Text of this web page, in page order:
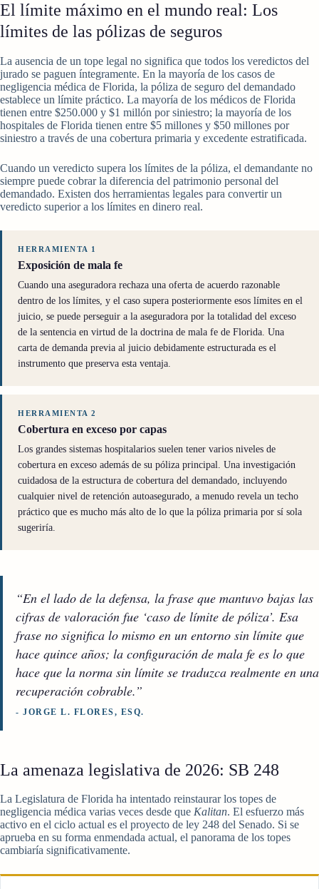
El límite máximo en el mundo real: Los
límites de las pólizas de seguros
La ausencia de un tope legal no significa que todos los veredictos del
jurado se paguen íntegramente. En la mayoría de los casos de
negligencia médica de Florida, la póliza de seguro del demandado
establece un límite práctico. La mayoría de los médicos de Florida
tienen entre $250.000 y $1 millón por siniestro; la mayoría de los
hospitales de Florida tienen entre $5 millones y $50 millones por
siniestro a través de una cobertura primaria y excedente estratificada.
Cuando un veredicto supera los límites de la póliza, el demandante no
siempre puede cobrar la diferencia del patrimonio personal del
demandado. Existen dos herramientas legales para convertir un
veredicto superior a los límites en dinero real.
HERRAMIENTA 1
Exposición de mala fe
Cuando una aseguradora rechaza una oferta de acuerdo razonable
dentro de los límites, y el caso supera posteriormente esos límites en el
juicio, se puede perseguir a la aseguradora por la totalidad del exceso
de la sentencia en virtud de la doctrina de mala fe de Florida. Una
carta de demanda previa al juicio debidamente estructurada es el
instrumento que preserva esta ventaja.
HERRAMIENTA 2
Cobertura en exceso por capas
Los grandes sistemas hospitalarios suelen tener varios niveles de
cobertura en exceso además de su póliza principal. Una investigación
cuidadosa de la estructura de cobertura del demandado, incluyendo
cualquier nivel de retención autoasegurado, a menudo revela un techo
práctico que es mucho más alto de lo que la póliza primaria por sí sola
sugeriría.
“En el lado de la defensa, la frase que mantuvo bajas las
cifras de valoración fue ‘caso de límite de póliza’. Esa
frase no significa lo mismo en un entorno sin límite que
hace quince años; la configuración de mala fe es lo que
hace que la norma sin límite se traduzca realmente en una
recuperación cobrable.”
- JORGE L. FLORES, ESQ.
La amenaza legislativa de 2026: SB 248
La Legislatura de Florida ha intentado reinstaurar los topes de
negligencia médica varias veces desde que Kalitan. El esfuerzo más
activo en el ciclo actual es el proyecto de ley 248 del Senado. Si se
aprueba en su forma enmendada actual, el panorama de los topes
cambiaría significativamente.